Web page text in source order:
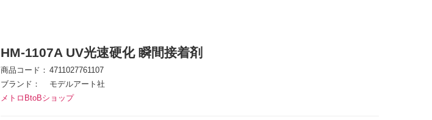
HM-1107A UV光速硬化 瞬間接着剤
商品コード
4711027761107
ブランド
モデルアート社
メトロBtoBショップ